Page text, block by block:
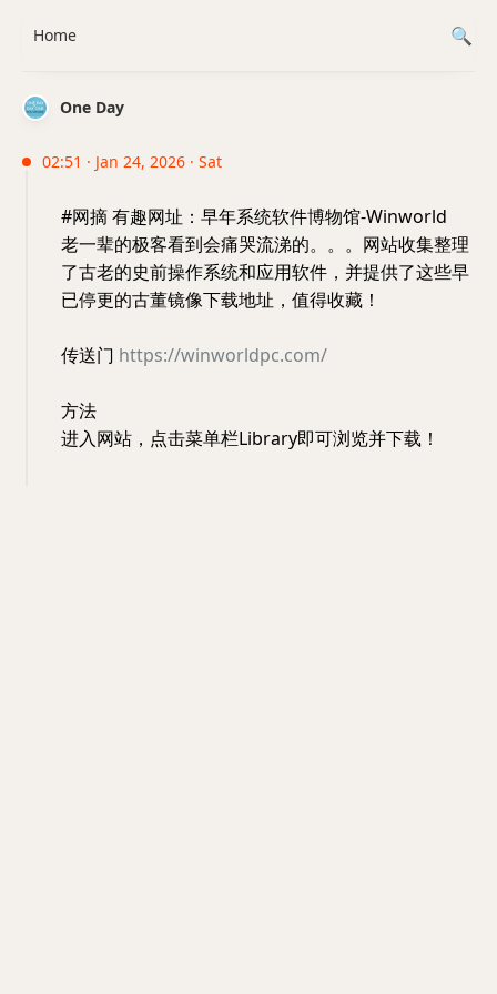
One Day
02:51 · Jan 24, 2026 · Sat
#网摘 有趣网址：早年系统软件博物馆-Winworld
老一辈的极客看到会痛哭流涕的。。。网站收集整理
了古老的史前操作系统和应用软件，并提供了这些早
已停更的古董镜像下载地址，值得收藏！
传送门 https://winworldpc.com/
方法
进入网站，点击菜单栏Library即可浏览并下载！
Home